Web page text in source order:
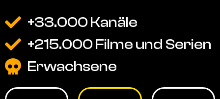
+33.000 Kanäle
+215.000 Filme und Serien
Erwachsene